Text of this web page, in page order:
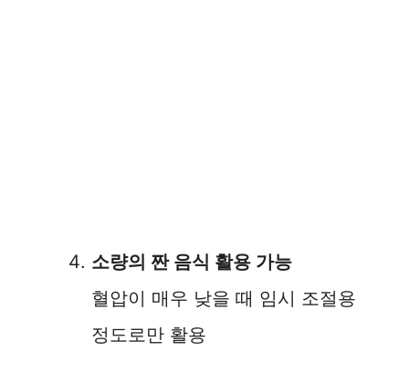
소량의 짠 음식 활용 가능
혈압이 매우 낮을 때 임시 조절용
정도로만 활용